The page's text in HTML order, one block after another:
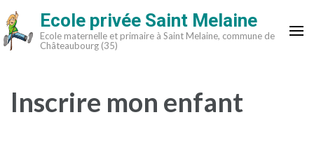
Aller
au
contenu
Ecole privée Saint Melaine
Ecole maternelle et primaire à Saint Melaine, commune de
Châteaubourg (35)
Inscrire mon enfant